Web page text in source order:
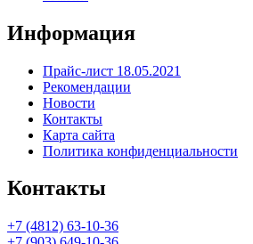
Информация
Прайс-лист 18.05.2021
Рекомендации
Новости
Контакты
Карта сайта
Политика конфиденциальности
Контакты
+7 (4812) 63-10-36